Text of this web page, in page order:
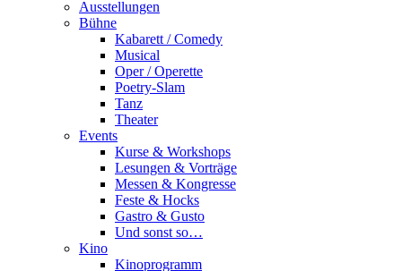
Ausstellungen
Bühne
Kabarett / Comedy
Musical
Oper / Operette
Poetry-Slam
Tanz
Theater
Events
Kurse & Workshops
Lesungen & Vorträge
Messen & Kongresse
Feste & Hocks
Gastro & Gusto
Und sonst so…
Kino
Kinoprogramm